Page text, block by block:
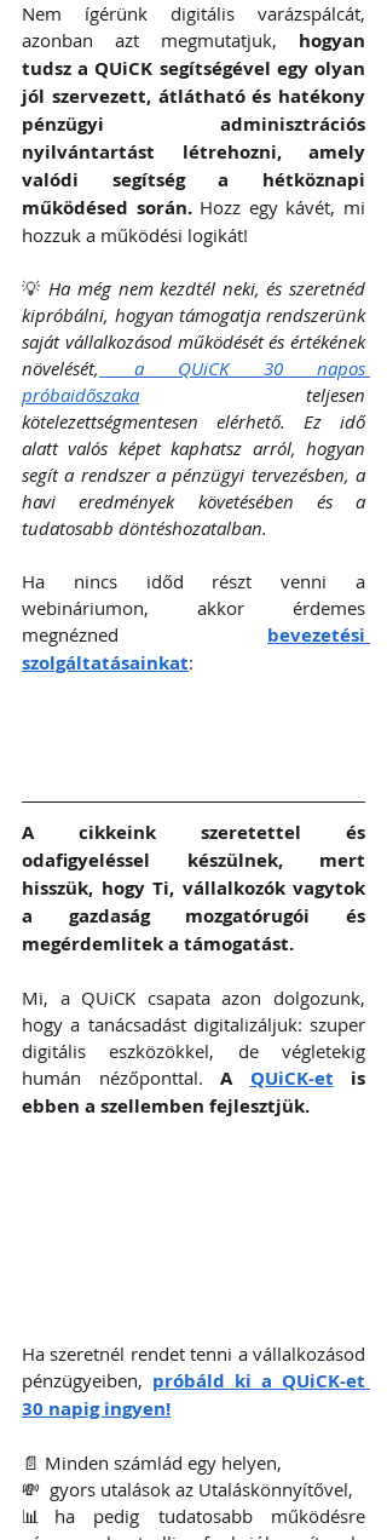
Nem ígérünk digitális varázspálcát,
azonban azt megmutatjuk, hogyan
tudsz a QUiCK segítségével egy olyan
jól szervezett, átlátható és hatékony
pénzügyi adminisztrációs
nyilvántartást létrehozni, amely
valódi segítség a hétköznapi
működésed során. Hozz egy kávét, mi
hozzuk a működési logikát!
💡 Ha még nem kezdtél neki, és szeretnéd
kipróbálni, hogyan támogatja rendszerünk
saját vállalkozásod működését és értékének
növelését, a QUiCK 30 napos
próbaidőszaka teljesen
kötelezettségmentesen elérhető. Ez idő
alatt valós képet kaphatsz arról, hogyan
segít a rendszer a pénzügyi tervezésben, a
havi eredmények követésében és a
tudatosabb döntéshozatalban.
Ha nincs időd részt venni a
webináriumon, akkor érdemes
megnézned bevezetési
szolgáltatásainkat:
A cikkeink szeretettel és
odafigyeléssel készülnek, mert
hisszük, hogy Ti, vállalkozók vagytok
a gazdaság mozgatórugói és
megérdemlitek a támogatást.
Mi, a QUiCK csapata azon dolgozunk,
hogy a tanácsadást digitalizáljuk: szuper
digitális eszközökkel, de végletekig
humán nézőponttal. A QUiCK-et is
ebben a szellemben fejlesztjük.
Ha szeretnél rendet tenni a vállalkozásod
pénzügyeiben, próbáld ki a QUiCK-et
30 napig ingyen!
📄 Minden számlád egy helyen,
💸  gyors utalások az Utaláskönnyítővel,
📊ha pedig tudatosabb működésre